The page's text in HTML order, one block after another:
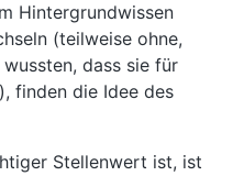
Hintergrundwissen
(teilweise ohne,
dass sie für
finden die Idee des
Stellenwert ist, ist